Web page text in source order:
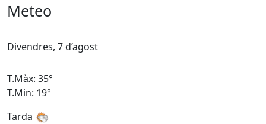
Meteo
Divendres, 7 d’agost
T.Màx: 35°
T.Min: 19°
Tarda